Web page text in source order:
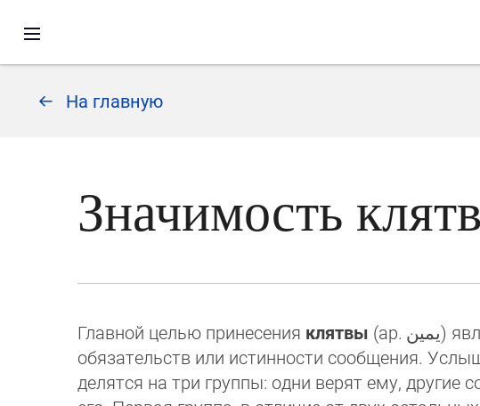
На главную
Значимость клятв
Главной целью принесения клятвы (ар. يمين‎)
обязательств или истинности сообщения.
делятся на три группы: одни верят ему,